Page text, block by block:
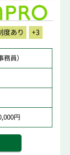
度あり +3
員）
円